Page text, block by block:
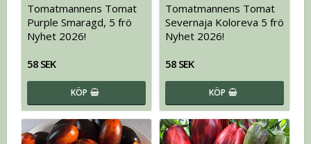
Tomatmannens Tomat
Purple Smaragd, 5 frö
Nyhet 2026!
58 SEK
KÖP
Tomatmannens Tomat
Severnaja Koloreva 5 frö
Nyhet 2026!
58 SEK
KÖP